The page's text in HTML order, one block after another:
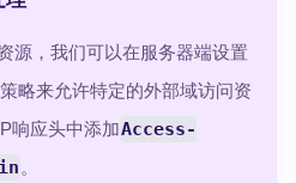
源，我们可以在服务器端设置
略来允许特定的外部域访问资
响应头中添加Access-
。